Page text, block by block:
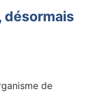
désormais
de